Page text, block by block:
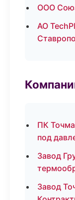
ООО
АО
ПК
под
Завод
Завод